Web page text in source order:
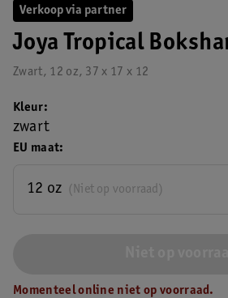
Verkoop via partner
Joya Tropical
Zwart, 12 oz, 37 x 17 x 12
EU maat
(Niet op voorraad)
12 oz
Kleur
zwart
Momenteel online niet op voorraad.